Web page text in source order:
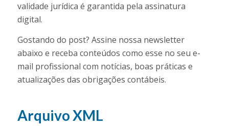
validade jurídica é garantida pela assinatura
digital.
Gostando do post? Assine nossa newsletter
abaixo e receba conteúdos como esse no seu e-
mail profissional com notícias, boas práticas e
atualizações das obrigações contábeis.
Arquivo XML